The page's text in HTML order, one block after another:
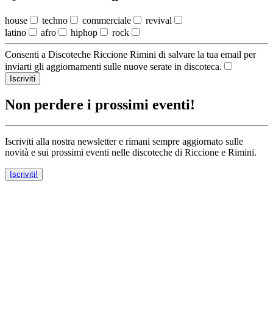
house techno commerciale
revival
latino
afro hiphop rock
Consenti a Discoteche Riccione Rimini di salvare la tua email per
inviarti gli aggiornamenti sulle nuove serate in discoteca.
Iscriviti
Non perdere i prossimi eventi!
Iscriviti alla nostra newsletter e rimani sempre aggiornato sulle
novità e sui prossimi eventi nelle discoteche di Riccione e Rimini.
Iscriviti!